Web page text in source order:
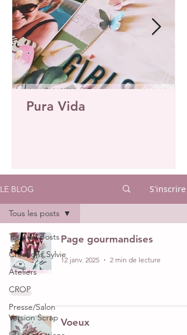
Pura Vida
LE BLOG S'inscrire
Tous les posts
Créations Sylvie
Ateliers
CROP
Presse/Salon
Version Scrap
Tous les posts
Page gourmandises
12 janv. 2025 2 min de lecture
Voeux